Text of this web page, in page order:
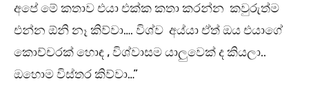
අපේ මේ කතාව එයා එක්ක කතා කරන්න කවුරුත්ම
එන්න ඕනි නෑ කිව්වා…. විශ්ව අය්යා ඒත් ඔය එයාගේ
කොච්චරක් හොඳ , විශ්වාසම යාලුවෙක් ද කියලා..
ඔහොම විස්තර කිව්වා…”